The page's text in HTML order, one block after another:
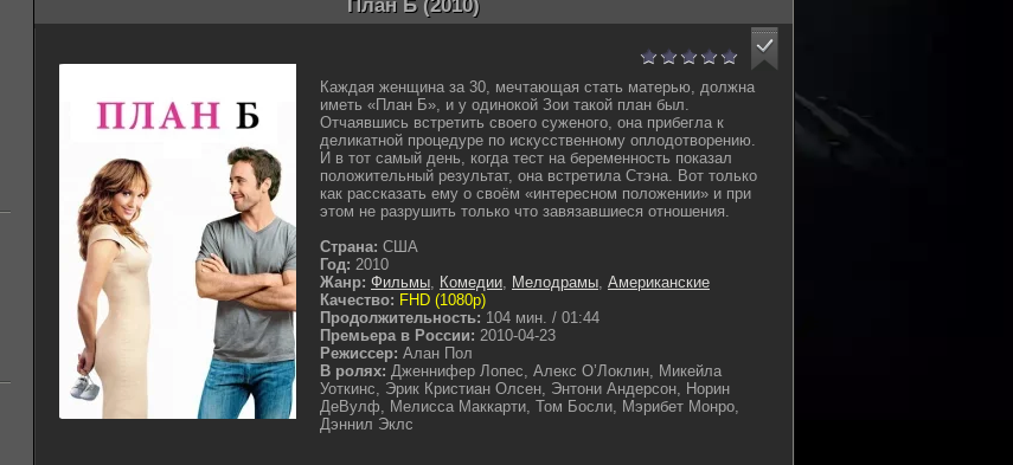
План Б (2010)
Каждая женщина за 30, мечтающая стать матерью, должна
иметь «План Б», и у одинокой Зои такой план был.
Отчаявшись встретить своего суженого, она прибегла к
деликатной процедуре по искусственному оплодотворению.
И в тот самый день, когда тест на беременность показал
положительный результат, она встретила Стэна. Вот только
как рассказать ему о своём «интересном положении» и при
этом не разрушить только что завязавшиеся отношения.
Страна: США
Год: 2010
Жанр: Фильмы, Комедии, Мелодрамы, Американские
Качество: FHD (1080p)
Продолжительность: 104 мин. / 01:44
Премьера в России: 2010-04-23
Режиссер: Алан Пол
В ролях: Дженнифер Лопес, Алекс О’Локлин, Микейла
Уоткинс, Эрик Кристиан Олсен, Энтони Андерсон, Норин
ДеВулф, Мелисса Маккарти, Том Босли, Мэрибет Монро,
Дэннил Эклс